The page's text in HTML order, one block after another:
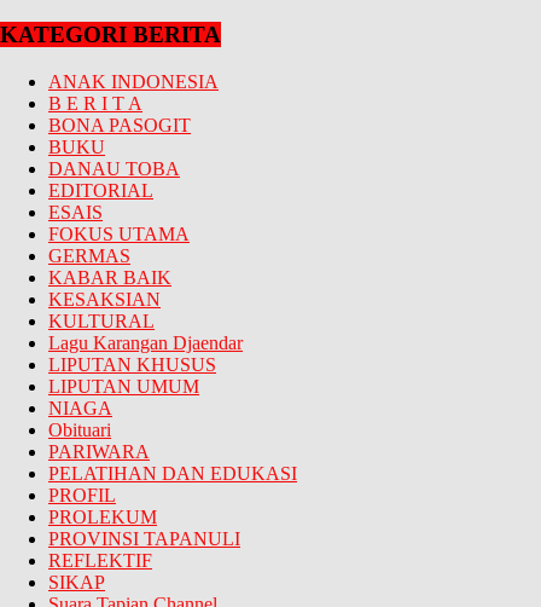
KATEGORI BERITA
ANAK INDONESIA
B E R I T A
BONA PASOGIT
BUKU
DANAU TOBA
EDITORIAL
ESAIS
FOKUS UTAMA
GERMAS
KABAR BAIK
KESAKSIAN
KULTURAL
Lagu Karangan Djaendar
LIPUTAN KHUSUS
LIPUTAN UMUM
NIAGA
Obituari
PARIWARA
PELATIHAN DAN EDUKASI
PROFIL
PROLEKUM
PROVINSI TAPANULI
REFLEKTIF
SIKAP